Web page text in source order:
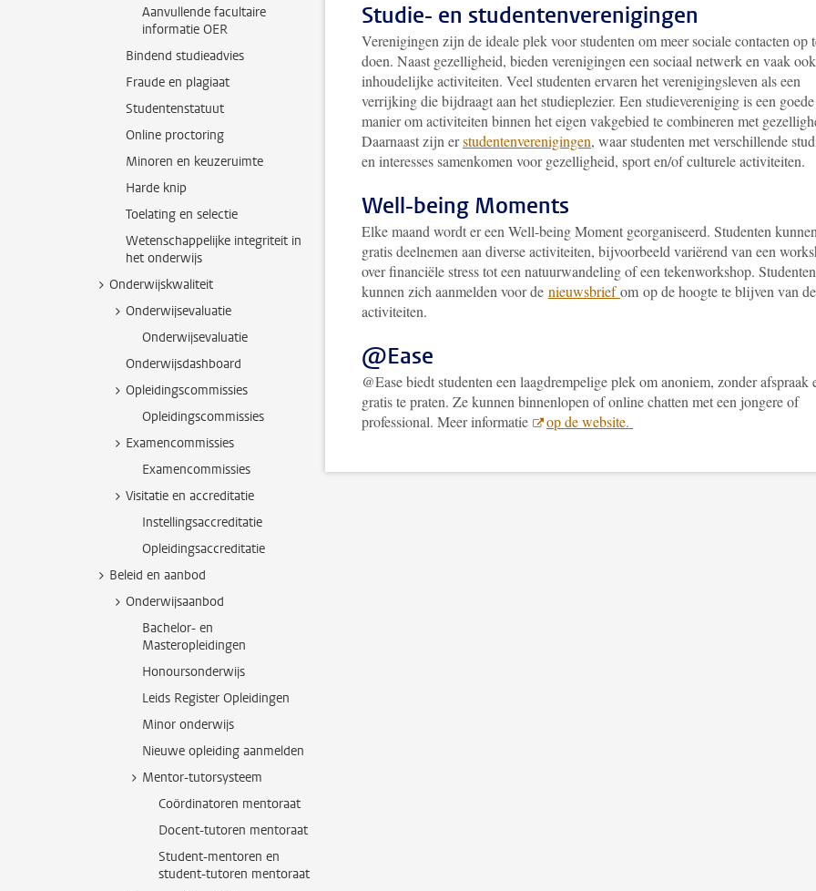
Aanvullende facultaire
informatie OER
Bindend studieadvies
Fraude en plagiaat
Studentenstatuut
Online proctoring
Minoren en keuzeruimte
Harde knip
Toelating en selectie
Wetenschappelijke integriteit in
het onderwijs
Onderwijskwaliteit
Onderwijsevaluatie
Onderwijsevaluatie
Onderwijsdashboard
Opleidingscommissies
Opleidingscommissies
Examencommissies
Examencommissies
Visitatie en accreditatie
Instellingsaccreditatie
Opleidingsaccreditatie
Beleid en aanbod
Onderwijsaanbod
Bachelor- en
Masteropleidingen
Honoursonderwijs
Leids Register Opleidingen
Minor onderwijs
Nieuwe opleiding aanmelden
Mentor-tutorsysteem
Coördinatoren mentoraat
Docent-tutoren mentoraat
Student-mentoren en
student-tutoren mentoraat
Studie- en studentenverenigingen
Verenigingen zijn de ideale plek voor studenten om meer sociale contacten op
doen. Naast gezelligheid, bieden verenigingen een sociaal netwerk en vaak ook
inhoudelijke activiteiten. Veel studenten ervaren het verenigingsleven als een
verrijking die bijdraagt aan het studieplezier. Een studievereniging is een goede
manier om activiteiten binnen het eigen vakgebied te combineren met
Daarnaast zijn erstudentenverenigingen, waar studenten met verschillende
en interesses samenkomen voor gezelligheid, sport en/of culturele activiteiten.
Well-being Moments
Elke maand wordt er een Well-being Moment georganiseerd. Studenten
gratis deelnemen aan diverse activiteiten, bijvoorbeeld variërend van een
over financiële stress tot een natuurwandeling of een tekenworkshop. Studenten
kunnen zich aanmelden voor de nieuwsbriefom op de hoogte te blijven van
activiteiten.
@Ease
@Ease biedt studenten een laagdrempelige plek om anoniem, zonder afspraak
gratis te praten. Ze kunnen binnenlopen of online chatten met een jongere of
professional. Meer informatie
op de website.